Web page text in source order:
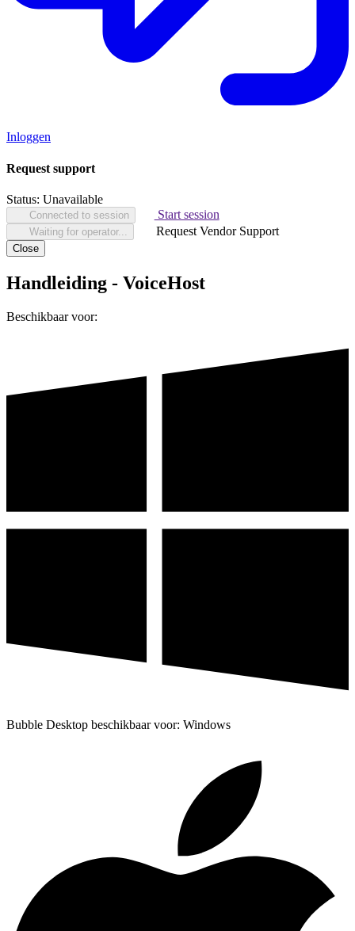
Inloggen
Request support
Status: Unavailable
Connected to session Start session
Waiting for operator... Request Vendor Support
Close
Handleiding - VoiceHost
Beschikbaar voor:
Bubble Desktop beschikbaar voor: Windows